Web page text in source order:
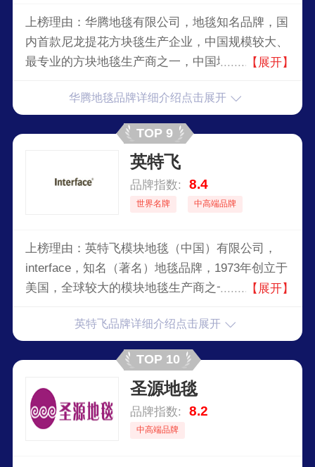
上榜理由：华腾地毯有限公司，地毯知名品牌，国
内首款尼龙提花方块毯生产企业，中国规模较大、
最专业的方块地毯生产商之一，中国地毯协会指定
【展开】
华腾地毯品牌详细介绍点击展开
TOP 9
英特飞
品牌指数: 8.4
世界名牌 中高端品牌
上榜理由：英特飞模块地毯（中国）有限公司，
interface，知名（著名）地毯品牌，1973年创立于
美国，全球较大的模块地毯生产商之一，因其创意
设计生产企业。
【展开】
英特飞品牌详细介绍点击展开
TOP 10
圣源地毯
品牌指数: 8.2
中高端品牌